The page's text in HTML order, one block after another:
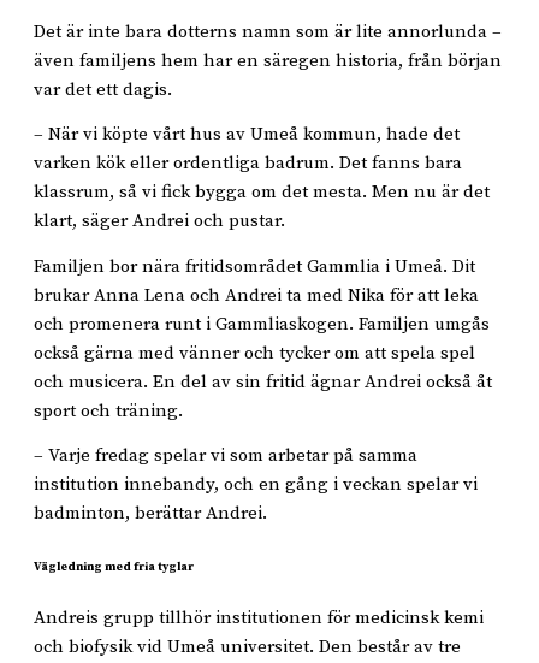
Det är inte bara dotterns namn som är lite annorlunda –
även familjens hem har en säregen historia, från början
var det ett dagis.
– När vi köpte vårt hus av Umeå kommun, hade det
varken kök eller ordentliga badrum. Det fanns bara
klassrum, så vi fick bygga om det mesta. Men nu är det
klart, säger Andrei och pustar.
Familjen bor nära fritidsområdet Gammlia i Umeå. Dit
brukar Anna Lena och Andrei ta med Nika för att leka
och promenera runt i Gammliaskogen. Familjen umgås
också gärna med vänner och tycker om att spela spel
och musicera. En del av sin fritid ägnar Andrei också åt
sport och träning.
– Varje fredag spelar vi som arbetar på samma
institution innebandy, och en gång i veckan spelar vi
badminton, berättar Andrei.
Vägledning med fria tyglar
Andreis grupp tillhör institutionen för medicinsk kemi
och biofysik vid Umeå universitet. Den består av tre